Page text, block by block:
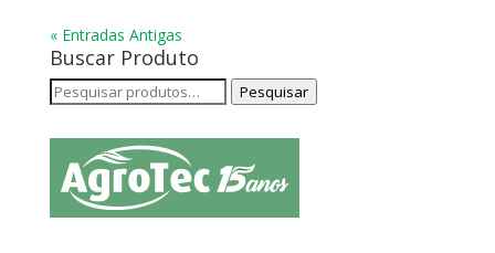
« Entradas Antigas
Buscar Produto
Pesquisar
Pesquisar